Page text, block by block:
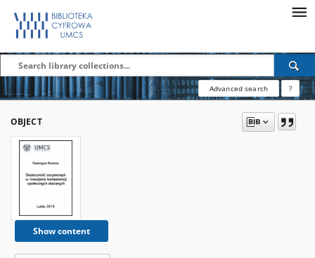
Advanced search ?
OBJECT
Show content